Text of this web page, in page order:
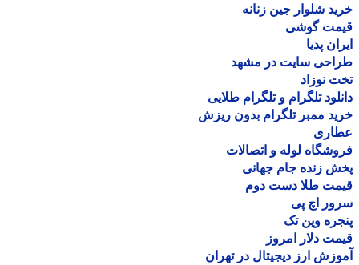
شلوار جین زنانه
گوشی
پدیا
سایت در مشهد
نوزاد
تلگرام و تلگرام طلایی
ممبر تلگرام بدون ریزش
لوله و اتصالات
زنده جام جهانی
طلا دست دوم
اچ پی
وین تک
دلار امروز
ارز دیجیتال در تهران